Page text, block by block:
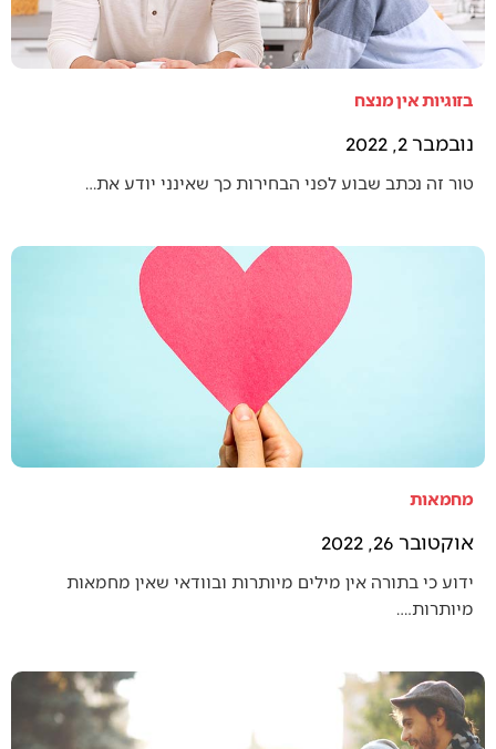
בזוגיות אין מנצח
נובמבר 2, 2022
טור זה נכתב שבוע לפני הבחירות כך שאינני יודע את…
מחמאות
אוקטובר 26, 2022
ידוע כי בתורה אין מילים מיותרות ובוודאי שאין מחמאות
מיותרות.…